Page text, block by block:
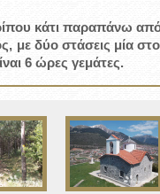
κάτι παραπάνω
με δύο στάσεις μία
6 ώρες γεμάτες.